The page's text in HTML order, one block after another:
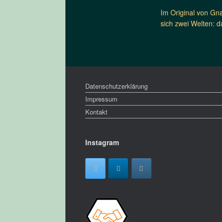
Im Original von
sich zwei Welten:
Datenschutzerklärung
Impressum
Kontakt
Instagram